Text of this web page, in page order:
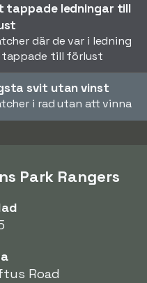
tappade ledningar till
där de var i ledning
tappade till förlust
svit utan vinst
i rad utan att vinna
Park Rangers
Road